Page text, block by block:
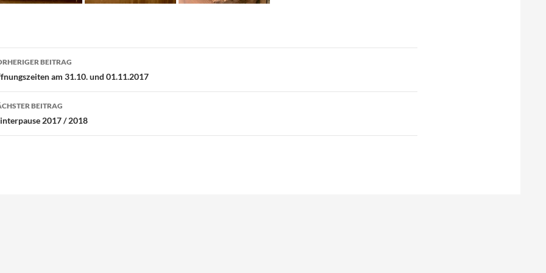
BEITRAG
am 31.10. und 01.11.2017
BEITRAG
2017 / 2018